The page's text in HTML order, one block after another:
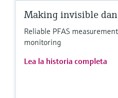
Making invisible
Reliable PFAS
monitoring
Lea la historia completa